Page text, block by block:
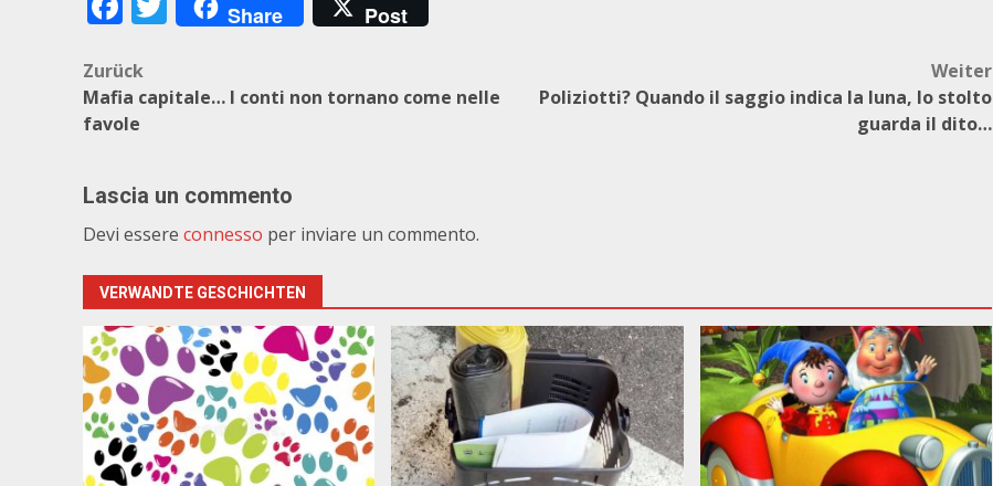
Share Post
Beitragsnavigation
Zurück
Mafia capitale… I conti non tornano come nelle
favole
Weiter
Poliziotti? Quando il saggio indica la luna, lo stolto
guarda il dito…
Lascia un commento
Devi essere connesso per inviare un commento.
VERWANDTE GESCHICHTEN